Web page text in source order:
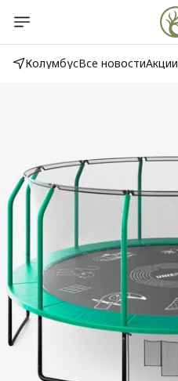
КолумбусВсе новостиАкции